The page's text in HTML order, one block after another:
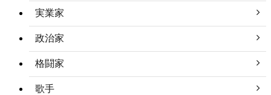
実業家
政治家
格闘家
歌手